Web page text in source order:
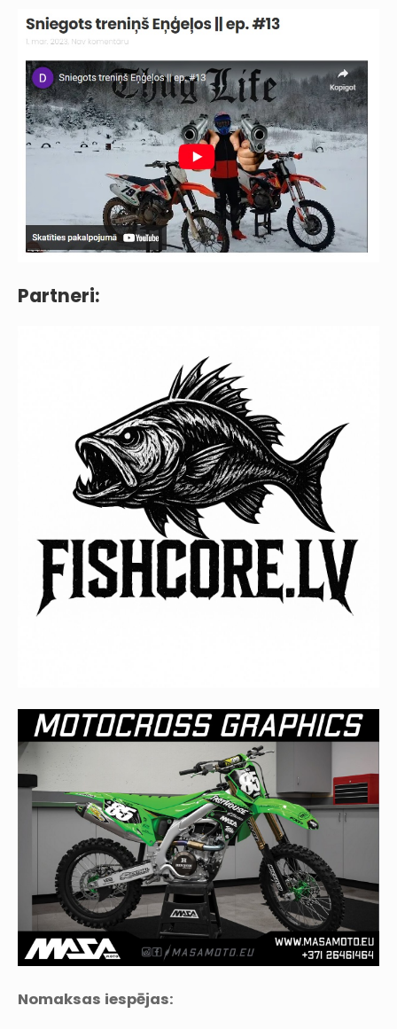
Partneri:
Nomaksas iespējas: